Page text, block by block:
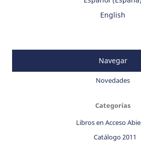
English
Navegar
Novedades
Categorías
Libros en Acceso
Catálogo 2011